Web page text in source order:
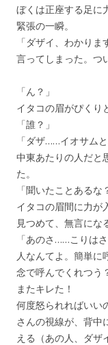
ぼくは正座する足に
緊張の一瞬。
「ダザイ、わかりま
言ってしまった。つ
「ん？」
イタコの眉がぴくり
「誰？」
「ダザ……イオサム
中東あたりの人だと
た。
「聞いたことあるな
イタコの眉間に力が
見つめて、無言にな
「あのさ……こりは
人なんてよ。簡単に
念で呼んでくれつ
またキレた！
何度怒られればいい
さんの視線が、背
える（あの人、ダ